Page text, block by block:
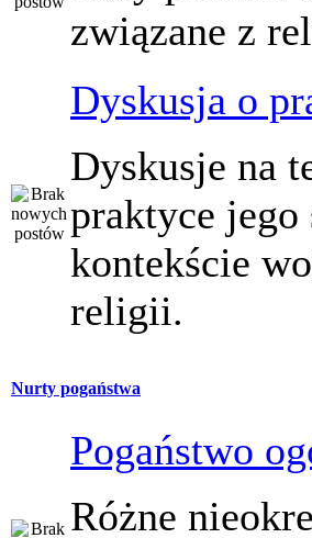
związane z
Dyskusja o
Dyskusje na
praktyce jego
kontekście
religii.
Nurty pogaństwa
Pogaństwo
Różne